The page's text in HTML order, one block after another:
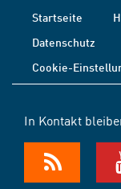
Startseite
Datenschutz
Cookie-
In Kontakt